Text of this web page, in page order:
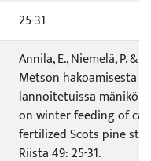
25-31
Annila, E., Niemelä, P. &
Metson hakoamisesta
lannoitetuissa
on winter feeding of
fertilized Scots pine
Riista 49: 25-31.